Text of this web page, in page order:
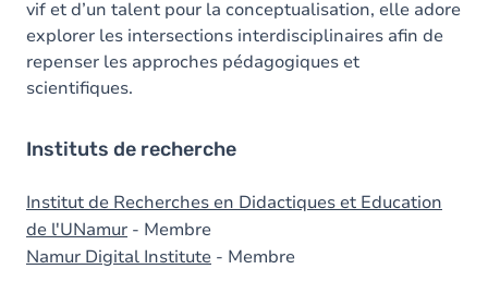
vif et d’un talent pour la conceptualisation, elle adore
explorer les intersections interdisciplinaires afin de
repenser les approches pédagogiques et
scientifiques.
Instituts de recherche
Institut de Recherches en Didactiques et Education
de l'UNamur - Membre
Namur Digital Institute - Membre